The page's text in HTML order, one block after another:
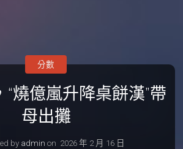
“燒億嵐升降桌餅漢”帶
母出攤
by admin on 2026 年 2 月 16 日
分數